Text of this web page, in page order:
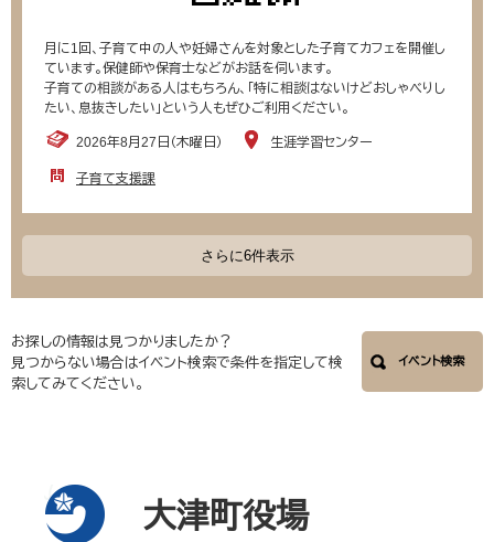
月に1回、子育て中の人や妊婦さんを対象とした子育てカフェを開催し
ています。保健師や保育士などがお話を伺います。
子育ての相談がある人はもちろん、「特に相談はないけどおしゃべりし
たい、息抜きしたい」という人もぜひご利用ください。
2026年8月27日（木曜日） 生涯学習センター
子育て支援課
さらに6件表示
お探しの情報は見つかりましたか？
見つからない場合はイベント検索で条件を指定して検
索してみてください。
イベント検索
大津町役場